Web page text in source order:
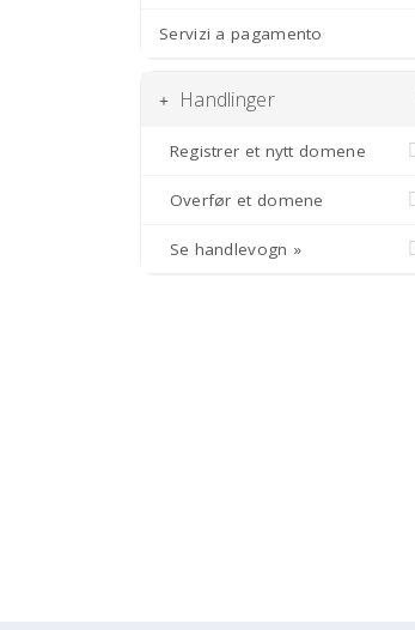
Servizi a pagamento
Handlinger
Registrer et nytt domene
Overfør et domene
Se handlevogn »